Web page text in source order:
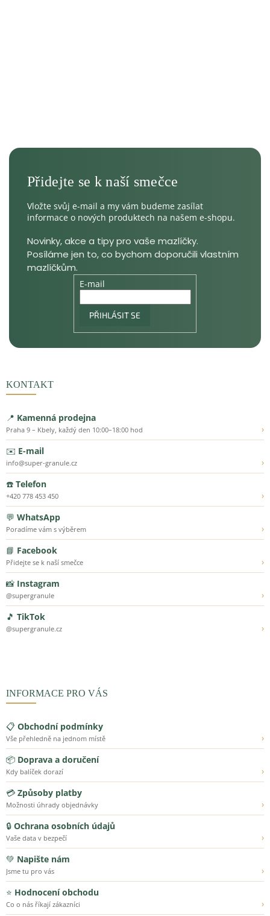
Vložte svůj e-mail a my vám budeme zasílat
informace o nových produktech na našem e-shopu.
E-mail
PŘIHLÁSIT SE
KONTAKT
📍 Kamenná prodejna
Praha 9 – Kbely, každý den 10:00–18:00 hod
›
✉️ E-mail
info@super-granule.cz
›
☎️ Telefon
+420 778 453 450
›
💬 WhatsApp
Poradíme vám s výběrem
›
📘 Facebook
Přidejte se k naší smečce
›
📸 Instagram
@supergranule
›
🎵 TikTok
@supergranule.cz ›
INFORMACE PRO VÁS
📋 Obchodní podmínky
Vše přehledně na jednom místě
›
📦 Doprava a doručení
Kdy balíček dorazí
›
💳 Způsoby platby
Možnosti úhrady objednávky
›
🔒 Ochrana osobních údajů
Vaše data v bezpečí
›
💚 Napište nám
Jsme tu pro vás
›
⭐ Hodnocení obchodu
Co o nás říkají zákazníci
›